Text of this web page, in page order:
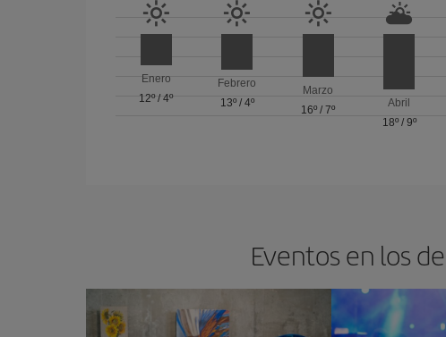
Enero
12º/4º
Febrero
13º/ 4º
Marzo
16º /7º
Abril
18º/ 9º
Eventos en los